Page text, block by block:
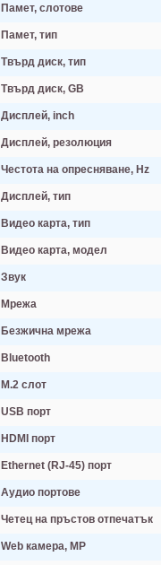
Памет, слотове
Памет, тип
Твърд диск, тип
Твърд диск, GB
Дисплей, inch
Дисплей, резолюция
Честота на опресняване, Hz
Дисплей, тип
Видео карта, тип
Видео карта, модел
Звук
Мрежа
Безжична мрежа
Bluetooth
M.2 слот
USB порт
HDMI порт
Ethernet (RJ-45) порт
Аудио портове
Четец на пръстов отпечатък
Web камера, MP